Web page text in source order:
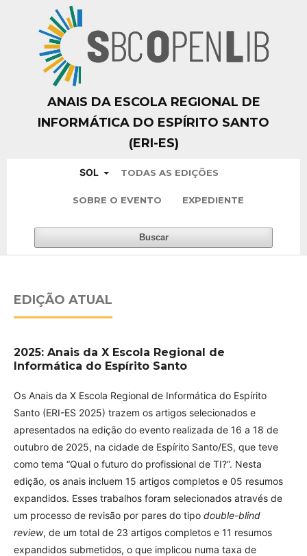
ANAIS DA ESCOLA REGIONAL DE
INFORMÁTICA DO ESPÍRITO SANTO
(ERI-ES)
SOL TODAS AS EDIÇÕES
SOBRE O EVENTO EXPEDIENTE
Buscar
EDIÇÃO ATUAL
2025: Anais da X Escola Regional de
Informática do Espírito Santo
Os Anais da X Escola Regional de Informática do Espírito
Santo (ERI-ES 2025) trazem os artigos selecionados e
apresentados na edição do evento realizada de 16 a 18 de
outubro de 2025, na cidade de Espírito Santo/ES, que teve
como tema “Qual o futuro do profissional de TI?”. Nesta
edição, os anais incluem 15 artigos completos e 05 resumos
expandidos. Esses trabalhos foram selecionados através de
um processo de revisão por pares do tipo double-blind
review, de um total de 23 artigos completos e 11 resumos
expandidos submetidos, o que implicou numa taxa de